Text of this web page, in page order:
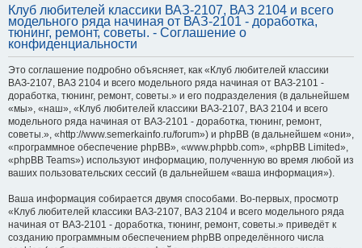
Клуб любителей классики ВАЗ-2107, ВАЗ 2104 и всего
модельного ряда начиная от ВАЗ-2101 - доработка,
тюнинг, ремонт, советы. - Соглашение о
конфиденциальности
Это соглашение подробно объясняет, как «Клуб любителей классики
ВАЗ-2107, ВАЗ 2104 и всего модельного ряда начиная от ВАЗ-2101 -
доработка, тюнинг, ремонт, советы.» и его подразделения (в дальнейшем
«мы», «наш», «Клуб любителей классики ВАЗ-2107, ВАЗ 2104 и всего
модельного ряда начиная от ВАЗ-2101 - доработка, тюнинг, ремонт,
советы.», «http://www.semerkainfo.ru/forum») и phpBB (в дальнейшем «они»,
«программное обеспечение phpBB», «www.phpbb.com», «phpBB Limited»,
«phpBB Teams») используют информацию, полученную во время любой из
ваших пользовательских сессий (в дальнейшем «ваша информация»).
Ваша информация собирается двумя способами. Во-первых, просмотр
«Клуб любителей классики ВАЗ-2107, ВАЗ 2104 и всего модельного ряда
начиная от ВАЗ-2101 - доработка, тюнинг, ремонт, советы.» приведёт к
созданию программным обеспечением phpBB определённого числа